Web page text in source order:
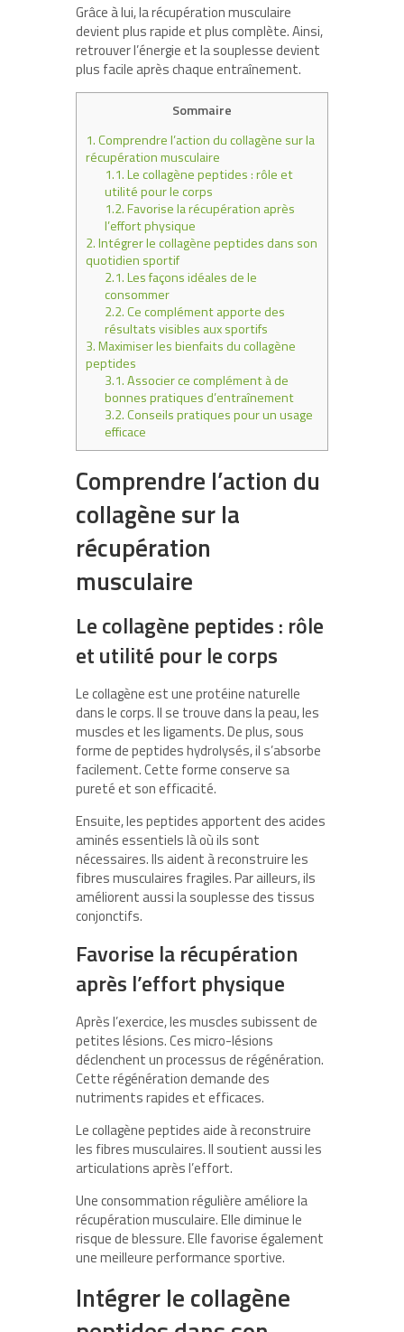
Grâce à lui, la récupération musculaire
devient plus rapide et plus complète. Ainsi,
retrouver l’énergie et la souplesse devient
plus facile après chaque entraînement.
Sommaire
1.Comprendre l’action du collagène sur la
récupération musculaire
1.1.Le collagène peptides : rôle et
utilité pour le corps
1.2.Favorise la récupération après
l’effort physique
2.Intégrer le collagène peptides dans son
quotidien sportif
2.1.Les façons idéales de le
consommer
2.2.Ce complément apporte des
résultats visibles aux sportifs
3.Maximiser les bienfaits du collagène
peptides
3.1.Associer ce complément à de
bonnes pratiques d’entraînement
3.2.Conseils pratiques pour un usage
efficace
Comprendre l’action du
collagène sur la
récupération
musculaire
Le collagène peptides : rôle
et utilité pour le corps
Le collagène est une protéine naturelle
dans le corps. Il se trouve dans la peau, les
muscles et les ligaments. De plus, sous
forme de peptides hydrolysés, il s’absorbe
facilement. Cette forme conserve sa
pureté et son efficacité.
Ensuite, les peptides apportent des acides
aminés essentiels là où ils sont
nécessaires. Ils aident à reconstruire les
fibres musculaires fragiles. Par ailleurs, ils
améliorent aussi la souplesse des tissus
conjonctifs.
Favorise la récupération
après l’effort physique
Après l’exercice, les muscles subissent de
petites lésions. Ces micro-lésions
déclenchent un processus de régénération.
Cette régénération demande des
nutriments rapides et efficaces.
Le collagène peptides aide à reconstruire
les fibres musculaires. Il soutient aussi les
articulations après l’effort.
Une consommation régulière améliore la
récupération musculaire. Elle diminue le
risque de blessure. Elle favorise également
une meilleure performance sportive.
Intégrer le collagène